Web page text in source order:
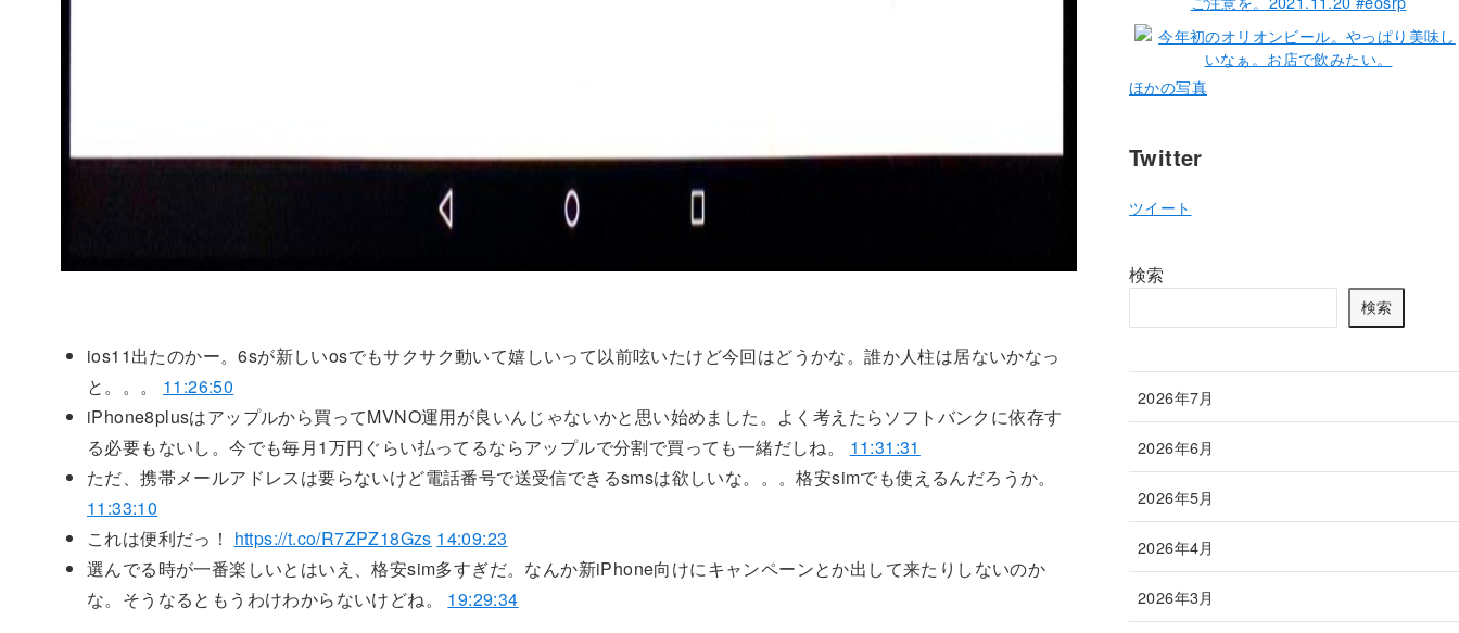
ios11出たのかー。6sが新しいosでもサクサク動いて嬉しいって以前呟いたけど今回はどうかな。誰か人柱は居ないかなっ
と。。。 11:26:50
iPhone8plusはアップルから買ってMVNO運用が良いんじゃないかと思い始めました。よく考えたらソフトバンクに依存す
る必要もないし。今でも毎月1万円ぐらい払ってるならアップルで分割で買っても一緒だしね。 11:31:31
ただ、携帯メールアドレスは要らないけど電話番号で送受信できるsmsは欲しいな。。。格安simでも使えるんだろうか。
11:33:10
これは便利だっ！ https://t.co/R7ZPZ18Gzs 14:09:23
選んでる時が一番楽しいとはいえ、格安sim多すぎだ。なんか新iPhone向けにキャンペーンとか出して来たりしないのか
な。そうなるともうわけわからないけどね。 19:29:34
ほかの写真
Twitter
ツイート
検索
検索
2026年7月
2026年6月
2026年5月
2026年4月
2026年3月